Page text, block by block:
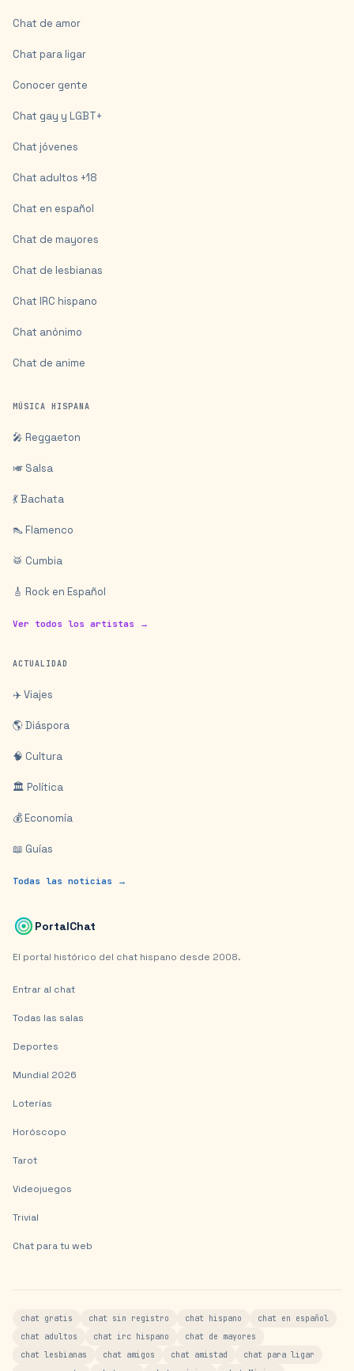
Chat de amor
Chat para ligar
Conocer gente
Chat gay y LGBT+
Chat jóvenes
Chat adultos +18
Chat en español
Chat de mayores
Chat de lesbianas
Chat IRC hispano
Chat anónimo
Chat de anime
MÚSICA HISPANA
🎤 Reggaeton
🎺 Salsa
💃 Bachata
👠 Flamenco
🥁 Cumbia
🎸 Rock en Español
Ver todos los artistas →
ACTUALIDAD
✈️ Viajes
🌎 Diáspora
🧠 Cultura
🏛️ Política
💰 Economía
📖 Guías
Todas las noticias →
PortalChat
El portal histórico del chat hispano desde 2008.
Entrar al chat
Todas las salas
Deportes
Mundial 2026
Loterías
Horóscopo
Tarot
Videojuegos
Trivial
Chat para tu web
chat gratis chat sin registro chat hispano
chat en español
chat adultos
chat irc hispano
chat de mayores
chat lesbianas
chat amigos chat amistad
chat para ligar